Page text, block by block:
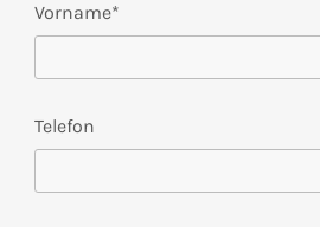
Vorname*
Telefon